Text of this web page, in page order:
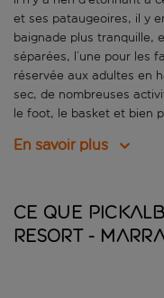
et ses pataugeoires, il y
baignade plus tranquille,
séparées, l’une pour les
réservée aux adultes en
sec, de nombreuses
le foot, le basket et bien
En savoir plus
Ce que
Resort -